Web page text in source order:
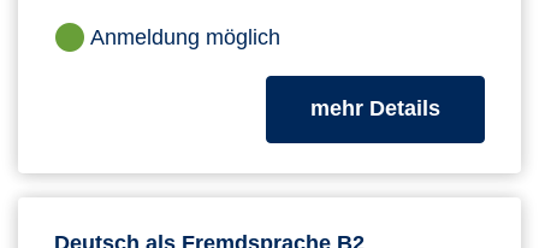
Anmeldung möglich
mehr Detailszum
Deutsch als Fremdsprache B2